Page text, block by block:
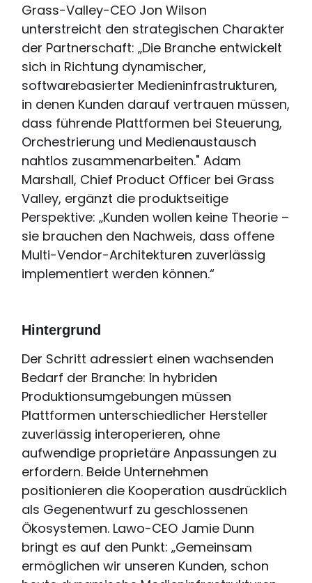
Grass-Valley-CEO Jon Wilson
unterstreicht den strategischen Charakter
der Partnerschaft: „Die Branche entwickelt
sich in Richtung dynamischer,
softwarebasierter Medieninfrastrukturen,
in denen Kunden darauf vertrauen müssen,
dass führende Plattformen bei Steuerung,
Orchestrierung und Medienaustausch
nahtlos zusammenarbeiten." Adam
Marshall, Chief Product Officer bei Grass
Valley, ergänzt die produktseitige
Perspektive: „Kunden wollen keine Theorie –
sie brauchen den Nachweis, dass offene
Multi-Vendor-Architekturen zuverlässig
implementiert werden können.“
Hintergrund
Der Schritt adressiert einen wachsenden
Bedarf der Branche: In hybriden
Produktionsumgebungen müssen
Plattformen unterschiedlicher Hersteller
zuverlässig interoperieren, ohne
aufwendige proprietäre Anpassungen zu
erfordern. Beide Unternehmen
positionieren die Kooperation ausdrücklich
als Gegenentwurf zu geschlossenen
Ökosystemen. Lawo-CEO Jamie Dunn
bringt es auf den Punkt: „Gemeinsam
ermöglichen wir unseren Kunden, schon